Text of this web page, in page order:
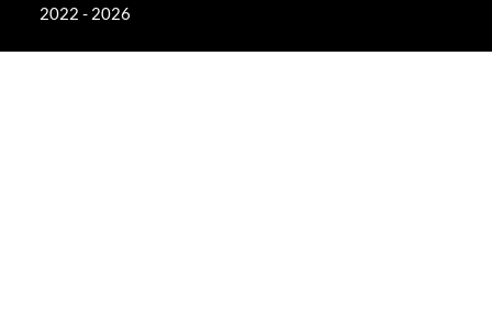
2022 - 2026